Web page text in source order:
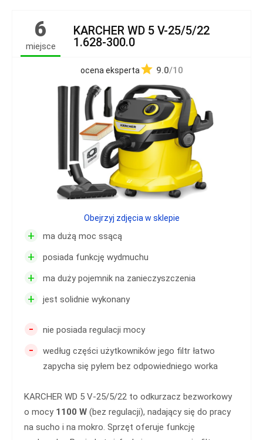
6
miejsce
KARCHER WD 5 V-25/5/22
1.628-300.0
ocena eksperta 9.0/10
+ ma dużą moc ssącą
+ posiada funkcję wydmuchu
+ ma duży pojemnik na zanieczyszczenia
+ jest solidnie wykonany
- nie posiada regulacji mocy
-
według części użytkowników jego filtr łatwo
zapycha się pyłem bez odpowiedniego worka
KARCHER WD 5 V-25/5/22 to odkurzacz bezworkowy
o mocy 1100 W (bez regulacji), nadający się do pracy
na sucho i na mokro. Sprzęt oferuje funkcję
Obejrzyj zdjęcia w sklepie